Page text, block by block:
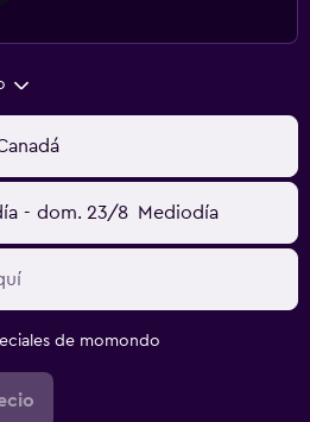
- dom. 23/8 Mediodía
de momondo